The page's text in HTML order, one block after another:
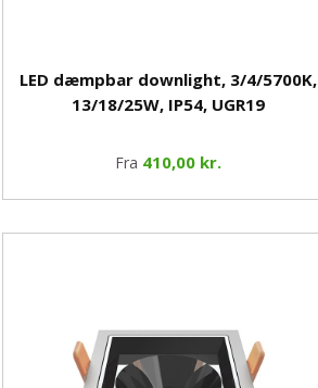
LED dæmpbar downlight, 3/4/5700K,
13/18/25W, IP54, UGR19
Fra 410,00 kr.